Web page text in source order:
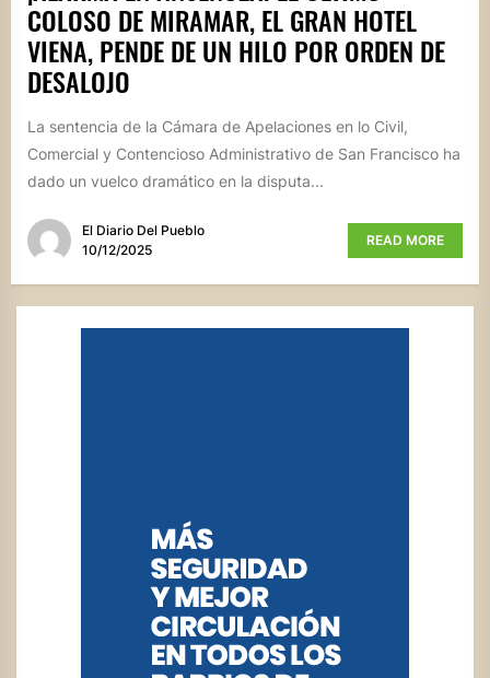
COLOSO DE MIRAMAR, EL GRAN HOTEL
VIENA, PENDE DE UN HILO POR ORDEN DE
DESALOJO
La sentencia de la Cámara de Apelaciones en lo Civil,
Comercial y Contencioso Administrativo de San Francisco ha
dado un vuelco dramático en la disputa...
El Diario Del Pueblo
10/12/2025
READ MORE